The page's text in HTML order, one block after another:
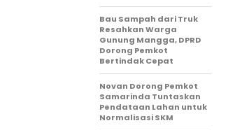
Bau Sampah dari Truk
Resahkan Warga
Gunung Mangga, DPRD
Dorong Pemkot
Bertindak Cepat
Novan Dorong Pemkot
Samarinda Tuntaskan
Pendataan Lahan untuk
Normalisasi SKM